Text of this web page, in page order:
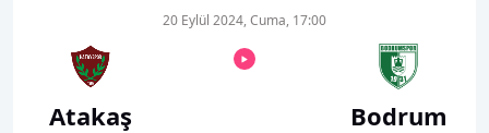
Atakaş
20 Eylül 2024, Cuma, 17:00
Bodrum